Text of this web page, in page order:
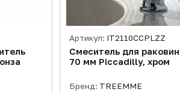
Артикул: IT2110CCPLZZ
Смеситель для
70 мм Piccadilly, хром
Бренд: TREEMME